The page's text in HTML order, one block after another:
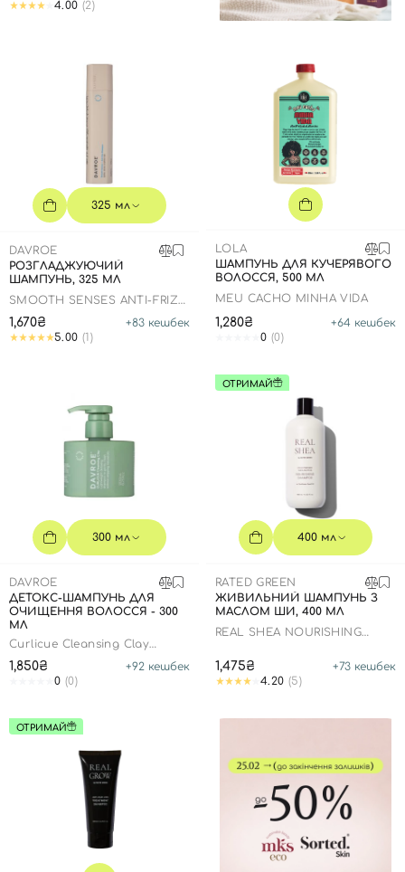
4.00 (2)
325 мл
DAVROE
РОЗГЛАДЖУЮЧИЙ
ШАМПУНЬ, 325 МЛ
SMOOTH SENSES ANTI-FRIZZ
1,670₴ +83 кешбек
5.00 (1)
LOLA
ШАМПУНЬ ДЛЯ КУЧЕРЯВОГО
ВОЛОССЯ, 500 МЛ
MEU CACHO MINHA VIDA
1,280₴ +64 кешбек
0 (0)
300 мл
DAVROE
ДЕТОКС-ШАМПУНЬ ДЛЯ
ОЧИЩЕННЯ ВОЛОССЯ - 300
МЛ
Curlicue Cleansing Clay
1,850₴ +92 кешбек
0 (0)
ОТРИМАЙ
400 мл
RATED GREEN
ЖИВИЛЬНИЙ ШАМПУНЬ З
МАСЛОМ ШИ, 400 МЛ
REAL SHEA NOURISHING
1,475₴ +73 кешбек
4.20 (5)
ОТРИМАЙ